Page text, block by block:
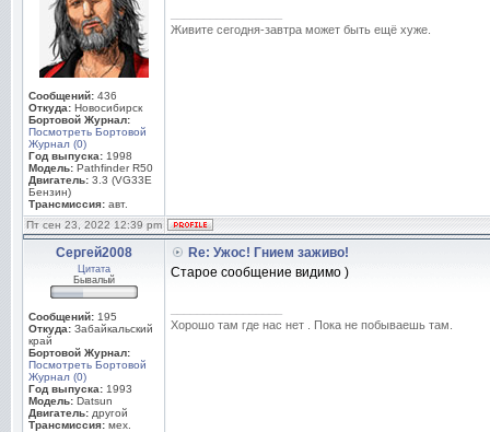
Сообщений: 436
Откуда: Новосибирск
Бортовой Журнал:
Посмотреть Бортовой
Журнал (0)
Год выпуска: 1998
Модель: Pathfinder R50
Двигатель: 3.3 (VG33E
Бензин)
Трансмиссия: авт.
Живите сегодня-завтра может быть ещё хуже.
Пт сен 23, 2022 12:39 pm
Сергей2008
Цитата
Бывалый
Сообщений: 195
Откуда: Забайкальский
край
Бортовой Журнал:
Посмотреть Бортовой
Журнал (0)
Год выпуска: 1993
Модель: Datsun
Двигатель: другой
Трансмиссия: мех.
Re: Ужос! Гнием заживо!
Старое сообщение видимо )
Хорошо там где нас нет . Пока не побываешь там.